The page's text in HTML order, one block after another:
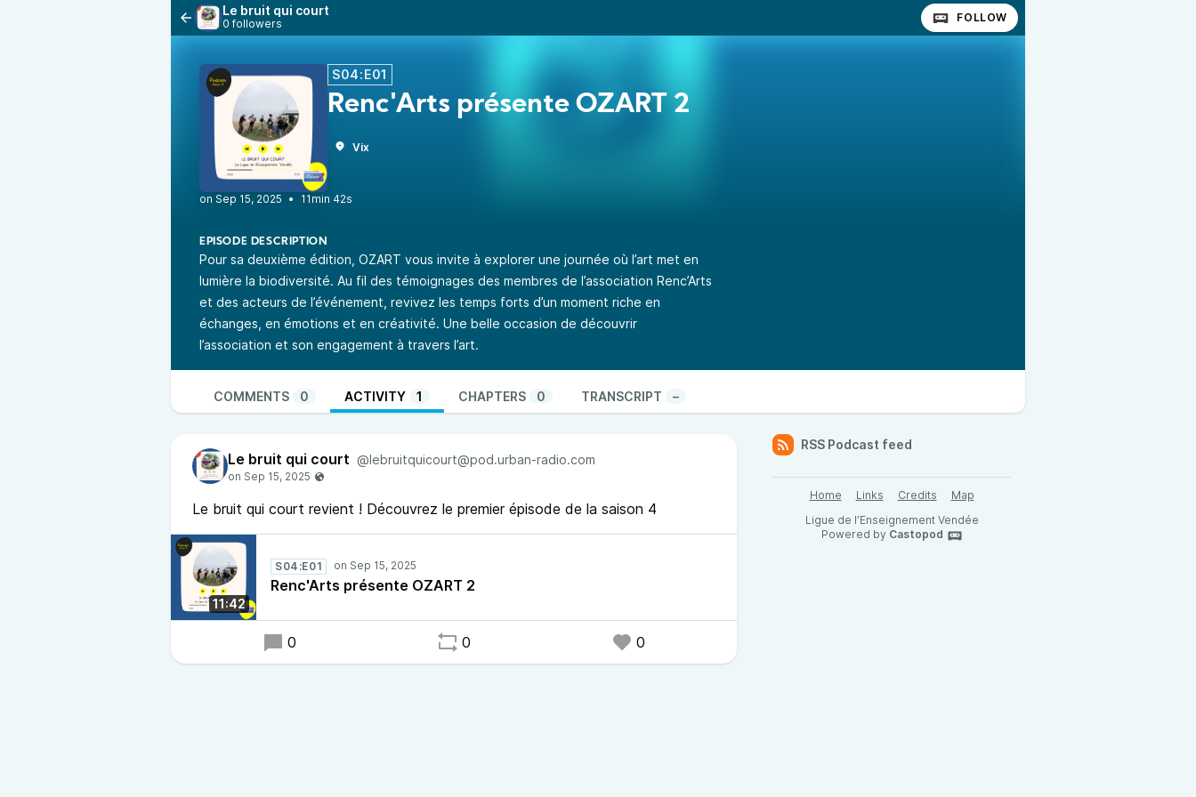
Le bruit qui court
0 followers FOLLOW
S04:E01
Renc'Arts présente OZART 2
Vix
• 11min 42s
EPISODE DESCRIPTION
Pour sa deuxième édition, OZART vous invite à explorer une journée où l’art met en
lumière la biodiversité. Au fil des témoignages des membres de l’association Renc’Arts
et des acteurs de l’événement, revivez les temps forts d’un moment riche en
échanges, en émotions et en créativité. Une belle occasion de découvrir
l’association et son engagement à travers l’art.
COMMENTS 0 ACTIVITY 1 CHAPTERS 0 TRANSCRIPT –
Le bruit qui court @lebruitquicourt@pod.urban-radio.com
Le bruit qui court revient ! Découvrez le premier épisode de la saison 4
11:42
S04:E01
Renc'Arts présente OZART 2
0 0 0
RSS Podcast feed
Home Links Credits
Map
Ligue de l’Enseignement Vendée
Powered by Castopod